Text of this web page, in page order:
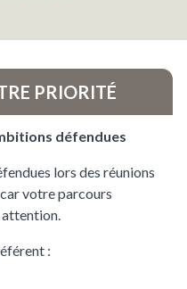
PRIORITÉ
défendues
lors des réunions
votre parcours
: